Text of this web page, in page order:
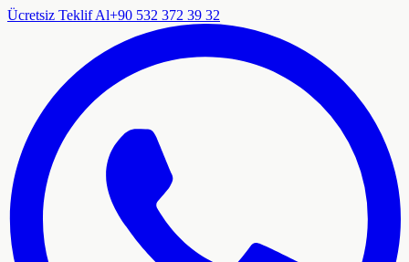
Ücretsiz Teklif Al+90 532 372 39 32